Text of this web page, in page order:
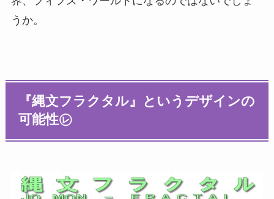
うか。
『縄文フラクタル』というデザインの
可能性㋹